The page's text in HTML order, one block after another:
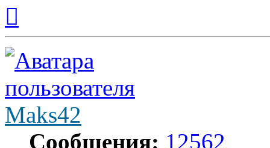
началу
Maks42
Сообщения: 12562